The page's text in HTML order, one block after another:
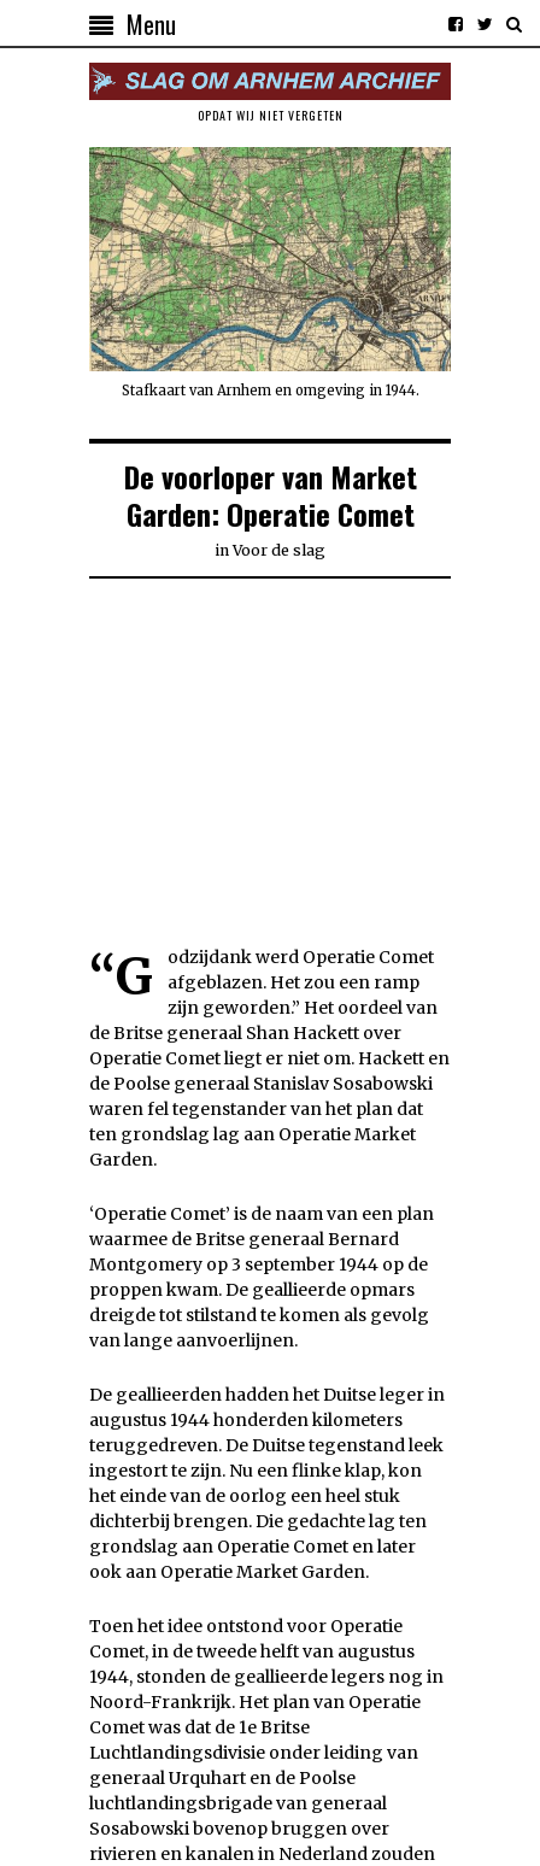
Menu
OPDAT WIJ NIET VERGETEN
Stafkaart van Arnhem en omgeving in 1944.
De voorloper van Market
Garden: Operatie Comet
in Voor de slag
“Godzijdank werd Operatie Comet
afgeblazen. Het zou een ramp
zijn geworden.” Het oordeel van
de Britse generaal Shan Hackett over
Operatie Comet liegt er niet om. Hackett en
de Poolse generaal Stanislav Sosabowski
waren fel tegenstander van het plan dat
ten grondslag lag aan Operatie Market
Garden.
‘Operatie Comet’ is de naam van een plan
waarmee de Britse generaal Bernard
Montgomery op 3 september 1944 op de
proppen kwam. De geallieerde opmars
dreigde tot stilstand te komen als gevolg
van lange aanvoerlijnen.
De geallieerden hadden het Duitse leger in
augustus 1944 honderden kilometers
teruggedreven. De Duitse tegenstand leek
ingestort te zijn. Nu een flinke klap, kon
het einde van de oorlog een heel stuk
dichterbij brengen. Die gedachte lag ten
grondslag aan Operatie Comet en later
ook aan Operatie Market Garden.
Toen het idee ontstond voor Operatie
Comet, in de tweede helft van augustus
1944, stonden de geallieerde legers nog in
Noord-Frankrijk. Het plan van Operatie
Comet was dat de 1e Britse
Luchtlandingsdivisie onder leiding van
generaal Urquhart en de Poolse
luchtlandingsbrigade van generaal
Sosabowski bovenop bruggen over
rivieren en kanalen in Nederland zouden